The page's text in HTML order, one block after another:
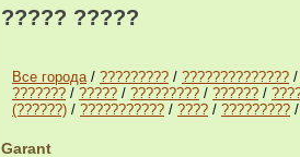
????? ?????
Все города/ ????????? / ??????????????
??????? / ????? / ????????? / ?????? /
(??????) / ??????????? / ???? / ?????????
Garant